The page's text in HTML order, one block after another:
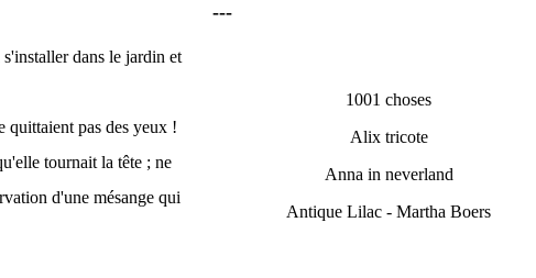
dans le jardin et
quittaient pas des yeux !
tournait la tête ; ne
d'une mésange qui
---
1001 choses
Alix tricote
Anna in neverland
Antique Lilac - Martha Boers